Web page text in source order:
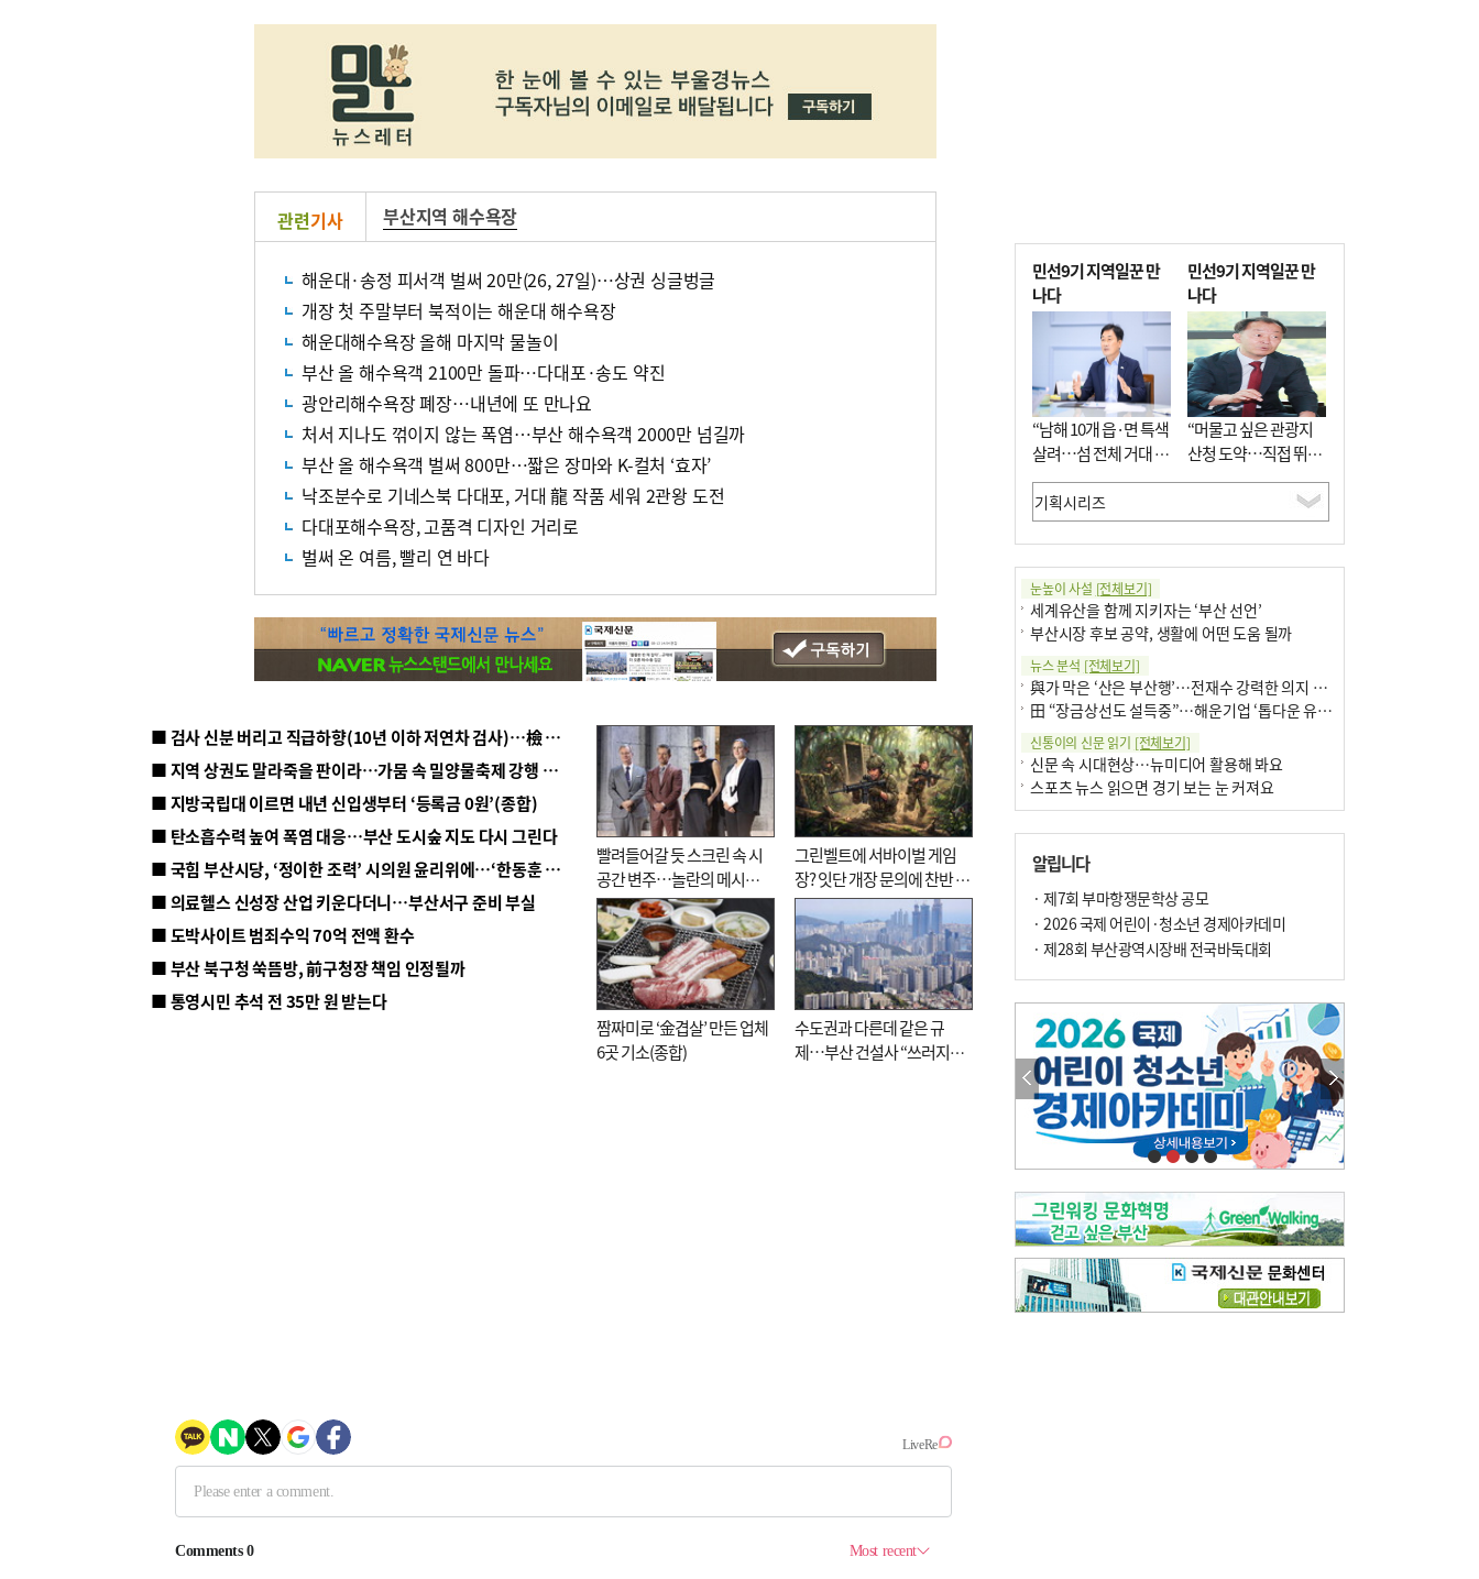
관련기사 부산지역 해수욕장
해운대·송정 피서객 벌써 20만(26, 27일)…상권 싱글벙글
개장 첫 주말부터 북적이는 해운대 해수욕장
해운대해수욕장 올해 마지막 물놀이
부산 올 해수욕객 2100만 돌파…다대포·송도 약진
광안리해수욕장 폐장…내년에 또 만나요
처서 지나도 꺾이지 않는 폭염…부산 해수욕객 2000만 넘길까
부산 올 해수욕객 벌써 800만…짧은 장마와 K-컬처 ‘효자’
낙조분수로 기네스북 다대포, 거대 龍 작품 세워 2관왕 도전
다대포해수욕장, 고품격 디자인 거리로
벌써 온 여름, 빨리 연 바다
■ 검사 신분 버리고 직급하향(10년 이하 저연차 검사)…檢 중수청행 기피
■ 지역 상권도 말라죽을 판이라…가뭄 속 밀양물축제 강행 논란
■ 지방국립대 이르면 내년 신입생부터 ‘등록금 0원’(종합)
■ 탄소흡수력 높여 폭염 대응…부산 도시숲 지도 다시 그린다
■ 국힘 부산시당, ‘정이한 조력’ 시의원 윤리위에…‘한동훈 지지’도 신고접수
■ 의료헬스 신성장 산업 키운다더니…부산서구 준비 부실
■ 도박사이트 범죄수익 70억 전액 환수
■ 부산 북구청 쑥뜸방, 前구청장 책임 인정될까
■ 통영시민 추석 전 35만 원 받는다
빨려들어갈 듯 스크린 속 시
공간 변주…놀란의 메시지
는 ‘전쟁 속죄’
그린벨트에 서바이벌 게임
장? 잇단 개장 문의에 찬반 논
쟁
짬짜미로 ‘金겹살’ 만든 업체
6곳 기소(종합)
수도권과 다른데 같은 규
제…부산 건설사 “쓰러지기
민선9기 지역일꾼 만
나다
“남해 10개 읍·면 특색
살려…섬 전체 거대 정
원으로 조성”
민선9기 지역일꾼 만
나다
“머물고 싶은 관광지
산청 도약…직접 뛰며
‘돈 버는 군수’ 될 것”
눈높이 사설 [전체보기]
세계유산을 함께 지키자는 ‘부산 선언’
부산시장 후보 공약, 생활에 어떤 도움 될까
뉴스 분석 [전체보기]
與가 막은 ‘산은 부산행’…전재수 강력한 의지 표명 없인 공염불
田 “장금상선도 설득중”…해운기업 ‘톱다운 유치전’ 가속
신통이의 신문 읽기 [전체보기]
신문 속 시대현상…뉴미디어 활용해 봐요
스포츠 뉴스 읽으면 경기 보는 눈 커져요
구·군 승진 축하화분 관행 없애자니 소상공인 울상
팩트체크 [전체보기]
서산 간월암
한 손 뉴스[전체보기]
골목 맛집 발굴 고메 셀렉션…부산시, 페스티벌 시월 연계
이란 공습 경고·취소 되풀이…오락가락 트럼프 비꼰 ‘타코’
오늘의 날씨-[전체보기]
오늘의 날씨- 2026년 8월 6일
오늘의 날씨- 2026년 8월 5일
우리 결혼해요-[전체보기]
우리 결혼해요- 김홍윤·정세빈 커플
알립니다
· 제7회 부마항쟁문학상 공모
· 2026 국제 어린이·청소년 경제아카데미
· 제28회 부산광역시장배 전국바둑대회